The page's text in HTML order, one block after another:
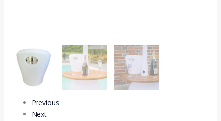
Previous
Next